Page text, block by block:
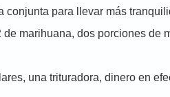
conjunta para llevar más
marihuana, dos porciones de
una trituradora, dinero en